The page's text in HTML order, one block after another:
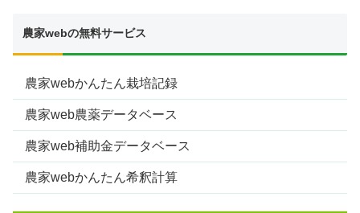
農家webの無料サービス
農家webかんたん栽培記録
農家web農薬データベース
農家web補助金データベース
農家webかんたん希釈計算